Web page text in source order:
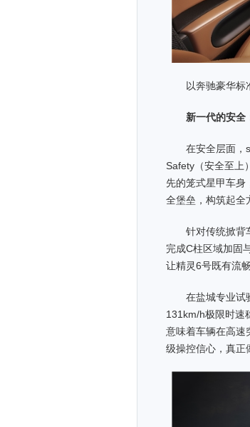
以奔驰豪华标
新一代的安全
在安全层面
Safety（安全至上
先的笼式星甲车身
全堡垒，构筑起全
针对传统掀背
完成C柱区域加固
让精灵6号既有流
在盐城专业试
131km/h极限时速
意味着车辆在高速
级操控信心，真正